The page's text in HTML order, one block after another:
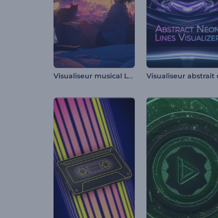
Visualiseur musical Lofi Vibes